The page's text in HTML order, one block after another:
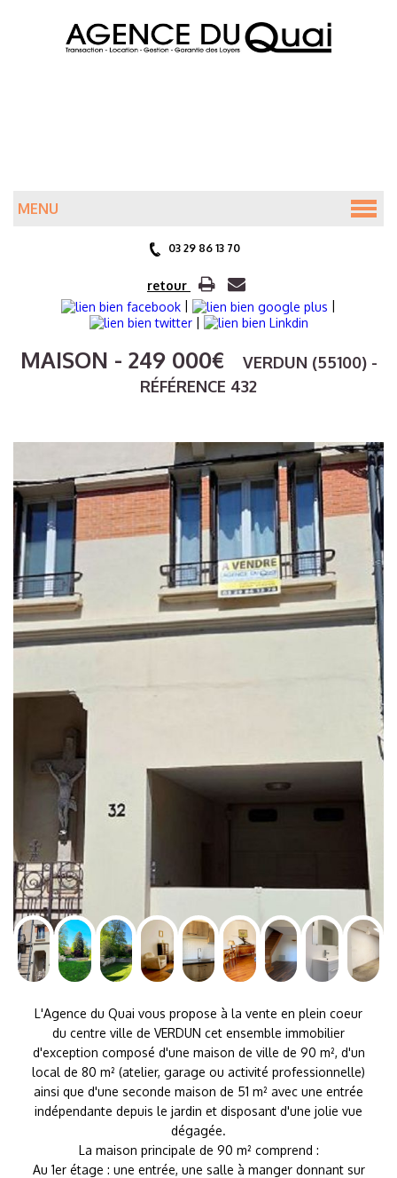
MENU
ANNONCES
PRÉSENTATION
ESTIMATION GRATUITE
CONTACT
03 29 86 13 70
retour
|
|
|
MAISON - 249 000€
VERDUN (55100) -
RÉFÉRENCE 432
L'Agence du Quai vous propose à la vente en plein coeur
du centre ville de VERDUN cet ensemble immobilier
d'exception composé d'une maison de ville de 90 m², d'un
local de 80 m² (atelier, garage ou activité professionnelle)
ainsi que d'une seconde maison de 51 m² avec une entrée
indépendante depuis le jardin et disposant d'une jolie vue
dégagée.
La maison principale de 90 m² comprend :
Au 1er étage : une entrée, une salle à manger donnant sur